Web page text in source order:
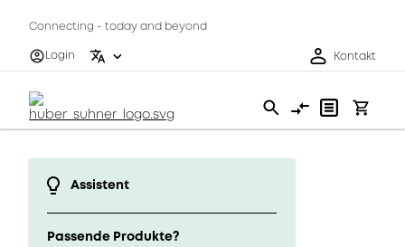
Connecting - today and beyond
Login
Kontakt
Assistent
Passende Produkte?